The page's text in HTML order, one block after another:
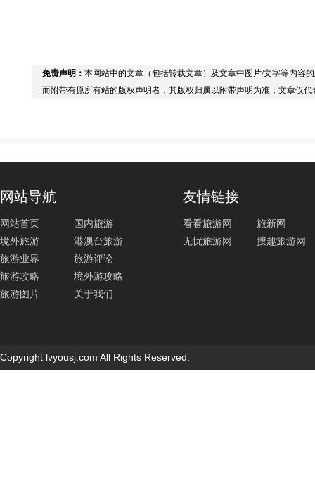
免责声明： 本网站中的文章（包括转载文章）及文章中图片/文字等内容
而附带有原所有站的版权声明者，其版权归属以附带声明为准；文章仅
网站导航
网站首页
国内旅游
境外旅游
港澳台旅游
旅游业界
旅游评论
旅游攻略
境外游攻略
旅游图片
关于我们
友情链接
看看旅游网
旅新网
无忧旅游网
搜趣旅游网
Copyright lvyousj.com All Rights Reserved.